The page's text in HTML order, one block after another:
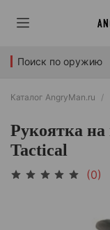
Поиск по оружию
Каталог AngryMan.ru
Рукоятка
Tactical
(0)